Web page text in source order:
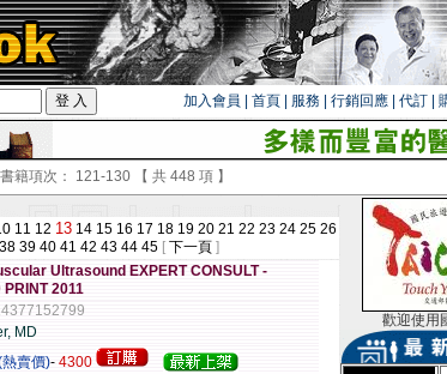
加入會員 首頁 服務 行銷回應 代訂
籍項次： 121-130 【 共 448 項 】
11 12 13 14 15 16 17 18 19 20 21 22 23 24 25 26
38 39 40 41 42 43 44 45 [ 下一頁 ]
Ultrasound EXPERT CONSULT -
2011
MD
熱賣價)- 4300
歡迎使用